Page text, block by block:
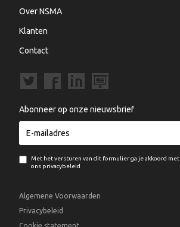
Over NSMA
Klanten
Contact
Abonneer op onze nieuwsbrief
Met het versturen van dit formulier ga je akkoord met
ons privacybeleid
Algemene Voorwaarden
Privacybeleid